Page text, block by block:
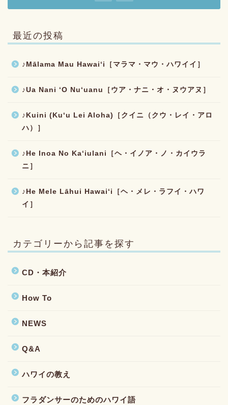
最近の投稿
♪Mālama Mau Hawaiʻi［マラマ・マウ・ハワイイ］
♪Ua Nani ʻO Nuʻuanu［ウア・ナニ・オ・ヌウアヌ］
♪Kuini (Kuʻu Lei Aloha)［クイニ（クウ・レイ・アロ
ハ）］
♪He Inoa No Kaʻiulani［ヘ・イノア・ノ・カイウラ
ニ］
♪He Mele Lāhui Hawaiʻi［ヘ・メレ・ラフイ・ハワ
イ］
カテゴリーから記事を探す
CD・本紹介
How To
NEWS
Q&A
ハワイの教え
フラダンサーのためのハワイ語